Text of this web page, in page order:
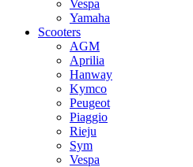
Vespa
Yamaha
Scooters
AGM
Aprilia
Hanway
Kymco
Peugeot
Piaggio
Rieju
Sym
Vespa